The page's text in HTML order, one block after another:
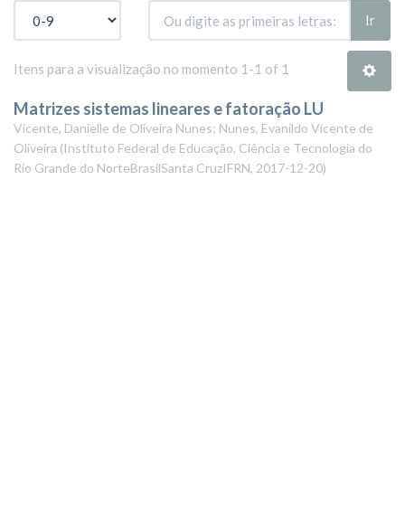
Ir
Itens para a visualização no momento 1-1 of 1
Matrizes sistemas lineares e fatoração LU
Vicente, Danielle de Oliveira Nunes; Nunes, Evanildo Vicente de
Oliveira (Instituto Federal de Educação, Ciência e Tecnologia do
Rio Grande do NorteBrasilSanta CruzIFRN, 2017-12-20)